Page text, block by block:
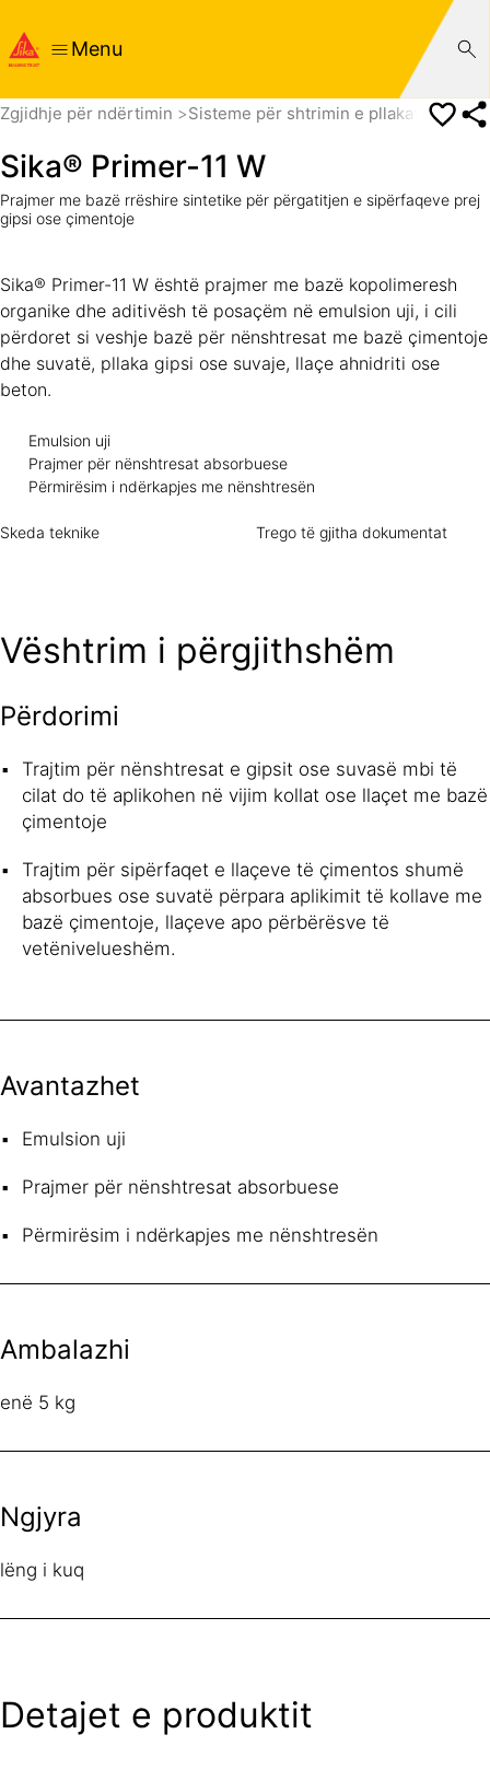
Menu
Zgjidhje për ndërtimin Sisteme për shtrimin e pllakave
Sika® Primer-11 W
Prajmer me bazë rrëshire sintetike për përgatitjen e sipërfaqeve prej
gipsi ose çimentoje
Sika® Primer-11 W është prajmer me bazë kopolimeresh
organike dhe aditivësh të posaçëm në emulsion uji, i cili
përdoret si veshje bazë për nënshtresat me bazë çimentoje
dhe suvatë, pllaka gipsi ose suvaje, llaçe ahnidriti ose
beton.
Emulsion uji
Prajmer për nënshtresat absorbuese
Përmirësim i ndërkapjes me nënshtresën
Skeda teknike Trego të gjitha dokumentat
Vështrim i përgjithshëm
Përdorimi
Trajtim për nënshtresat e gipsit ose suvasë mbi të
cilat do të aplikohen në vijim kollat ose llaçet me bazë
çimentoje
Trajtim për sipërfaqet e llaçeve të çimentos shumë
absorbues ose suvatë përpara aplikimit të kollave me
bazë çimentoje, llaçeve apo përbërësve të
vetënivelueshëm.
Avantazhet
Emulsion uji
Prajmer për nënshtresat absorbuese
Përmirësim i ndërkapjes me nënshtresën
Ambalazhi
enë 5 kg
Ngjyra
lëng i kuq
Detajet e produktit